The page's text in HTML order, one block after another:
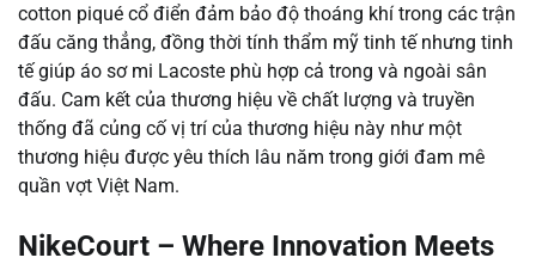
cotton piqué cổ điển đảm bảo độ thoáng khí trong các trận
đấu căng thẳng, đồng thời tính thẩm mỹ tinh tế nhưng tinh
tế giúp áo sơ mi Lacoste phù hợp cả trong và ngoài sân
đấu. Cam kết của thương hiệu về chất lượng và truyền
thống đã củng cố vị trí của thương hiệu này như một
thương hiệu được yêu thích lâu năm trong giới đam mê
quần vợt Việt Nam.
NikeCourt – Where Innovation Meets